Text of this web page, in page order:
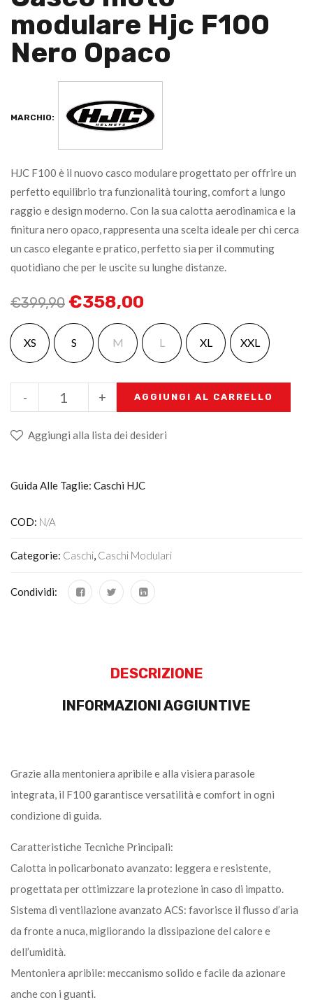
modulare Hjc F100
Nero Opaco
MARCHIO:
HJC F100 è il nuovo casco modulare progettato per offrire un
perfetto equilibrio tra funzionalità touring, comfort a lungo
raggio e design moderno. Con la sua calotta aerodinamica e la
finitura nero opaco, rappresenta una scelta ideale per chi cerca
un casco elegante e pratico, perfetto sia per il commuting
quotidiano che per le uscite su lunghe distanze.
€399,90 €358,00
XS S M L XL XXL
+
- AGGIUNGI AL CARRELLO
Aggiungi alla lista dei desideri
Guida Alle Taglie: Caschi HJC
COD: N/A
Categorie: Caschi, Caschi Modulari
Condividi:
DESCRIZIONE
INFORMAZIONI AGGIUNTIVE
Grazie alla mentoniera apribile e alla visiera parasole
integrata, il F100 garantisce versatilità e comfort in ogni
condizione di guida.
Caratteristiche Tecniche Principali:
Calotta in policarbonato avanzato: leggera e resistente,
progettata per ottimizzare la protezione in caso di impatto.
Sistema di ventilazione avanzato ACS: favorisce il flusso d’aria
da fronte a nuca, migliorando la dissipazione del calore e
dell’umidità.
Mentoniera apribile: meccanismo solido e facile da azionare
anche con i guanti.